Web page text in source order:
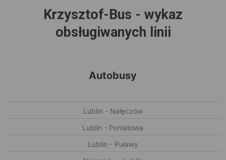
Krzysztof-Bus - wykaz
obsługiwanych linii
Autobusy
Lublin - Nałęczów
Lublin - Poniatowa
Lublin - Puławy